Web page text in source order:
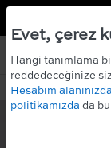
Evet, çerez
Hangi tanımlama
reddedeceğinize
Hesabım
politikamızda da